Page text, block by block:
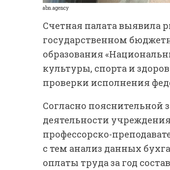
abn.agency
Счетная палата выявила
государственном
образования
культуры, спорта и
проверки исполнения
Согласно пояснительной
деятельности
профессорско-
с тем анализ данных
оплаты труда за год